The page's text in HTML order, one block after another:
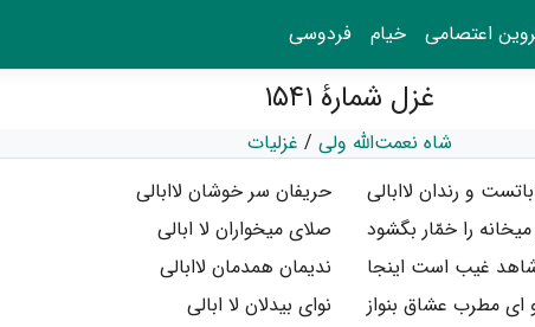
اعتصامی خیام فردوسی
غزل شمارهٔ ۱۵۴۱
شاه نعمت‌الله ولی / غزلیات
و رندان لاابالی
حریفان سر خوشان لاابالی
میخانه را خمّار بگشود
صلای میخواران لا ابالی
غیب است اینجا
ندیمان همدمان لاابالی
ای مطرب عشاق بنواز
نوای بیدلان لا ابالی